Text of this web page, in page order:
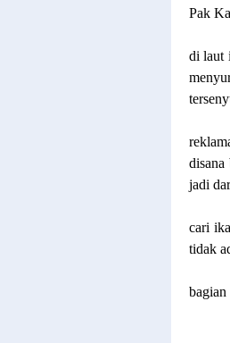
Pak
di laut
disana
jadi
cari
tidak
bagian